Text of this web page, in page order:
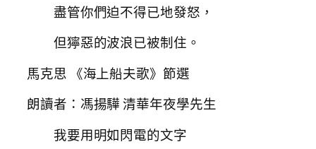
盡管你們迫不得已地發怒，
但獰惡的波浪已被制住。
馬克思 《海上船夫歌》節選
朗讀者：馮揚驊 清華年夜學先生
我要用明如閃電的文字